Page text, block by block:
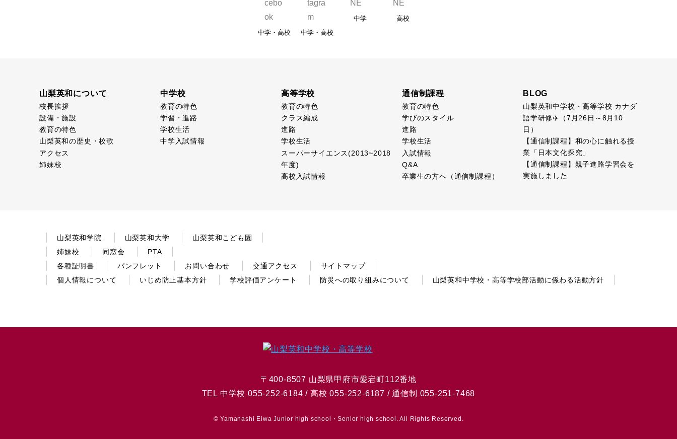
中学・高校 中学・高校
中学 高校
山梨英和について
校長挨拶
設備・施設
教育の特色
山梨英和の歴史・校歌
アクセス
姉妹校
中学校
教育の特色
学習・進路
学校生活
中学入試情報
高等学校
教育の特色
クラス編成
進路
学校生活
スーパーサイエンス(2013~2018
年度)
高校入試情報
通信制課程
教育の特色
学びのスタイル
進路
学校生活
入試情報
Q&A
卒業生の方へ（通信制課程）
BLOG
山梨英和中学校・高等学校 カナダ
語学研修✈️（7月26日～8月10
日）
【通信制課程】和の心に触れる授
業「日本文化探究」
【通信制課程】親子進路学習会を
実施しました
山梨英和学院 山梨英和大学
山梨英和こども園
姉妹校
同窓会
PTA
各種証明書
パンフレット お問い合わせ 交通アクセス
サイトマップ
個人情報について
いじめ防止基本方針 学校評価アンケート 防災への取り組みについて 山梨英和中学校・高等学校部活動に係わる活動方針
〒400-8507 山梨県甲府市愛宕町112番地
TEL 中学校 055-252-6184 / 高校 055-252-6187 / 通信制 055-251-7468
© Yamanashi Eiwa Junior high school・Senior high school. All Rights Reserved.